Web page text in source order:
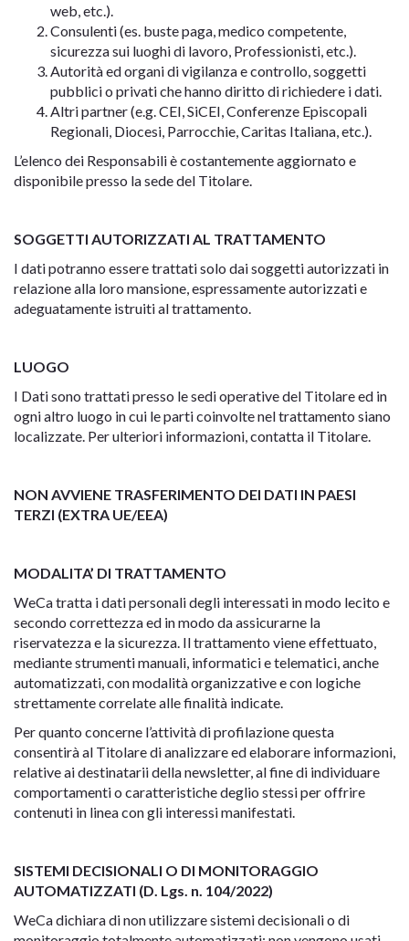
web, etc.).
Consulenti (es. buste paga, medico competente,
sicurezza sui luoghi di lavoro, Professionisti, etc.).
Autorità ed organi di vigilanza e controllo, soggetti
pubblici o privati che hanno diritto di richiedere i dati.
Altri partner (e.g. CEI, SiCEI, Conferenze Episcopali
Regionali, Diocesi, Parrocchie, Caritas Italiana, etc.).
L’elenco dei Responsabili è costantemente aggiornato e
disponibile presso la sede del Titolare.
SOGGETTI AUTORIZZATI AL TRATTAMENTO
I dati potranno essere trattati solo dai soggetti autorizzati in
relazione alla loro mansione, espressamente autorizzati e
adeguatamente istruiti al trattamento.
LUOGO
I Dati sono trattati presso le sedi operative del Titolare ed in
ogni altro luogo in cui le parti coinvolte nel trattamento siano
localizzate. Per ulteriori informazioni, contatta il Titolare.
NON AVVIENE TRASFERIMENTO DEI DATI IN PAESI
TERZI (EXTRA UE/EEA)
MODALITA’ DI TRATTAMENTO
WeCa tratta i dati personali degli interessati in modo lecito e
secondo correttezza ed in modo da assicurarne la
riservatezza e la sicurezza. Il trattamento viene effettuato,
mediante strumenti manuali, informatici e telematici, anche
automatizzati, con modalità organizzative e con logiche
strettamente correlate alle finalità indicate.
Per quanto concerne l’attività di profilazione questa
consentirà al Titolare di analizzare ed elaborare informazioni,
relative ai destinatarii della newsletter, al fine di individuare
comportamenti o caratteristiche deglio stessi per offrire
contenuti in linea con gli interessi manifestati.
SISTEMI DECISIONALI O DI MONITORAGGIO
AUTOMATIZZATI (D. Lgs. n. 104/2022)
WeCa dichiara di non utilizzare sistemi decisionali o di